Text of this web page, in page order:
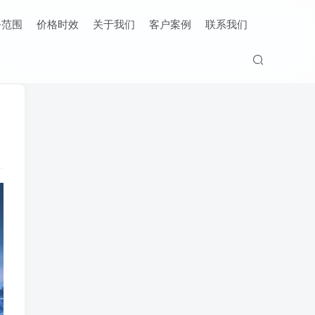
围 价格时效 关于我们 客户案例 联系我们